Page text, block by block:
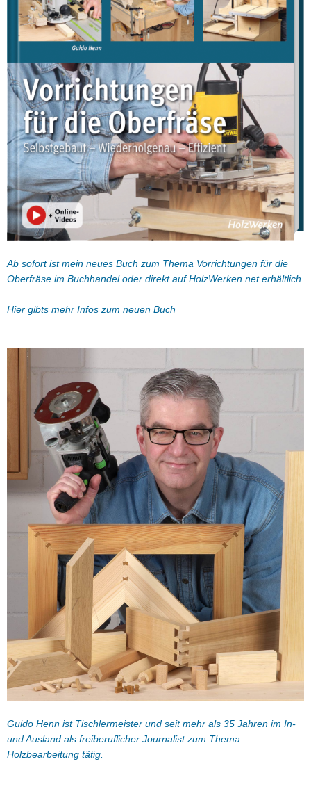
Ab sofort ist mein neues Buch zum Thema Vorrichtungen für die
Oberfräse im Buchhandel oder direkt auf HolzWerken.net erhältlich.
Hier gibts mehr Infos zum neuen Buch
Guido Henn ist Tischlermeister und seit mehr als 35 Jahren im In-
und Ausland als freiberuflicher Journalist zum Thema
Holzbearbeitung tätig.